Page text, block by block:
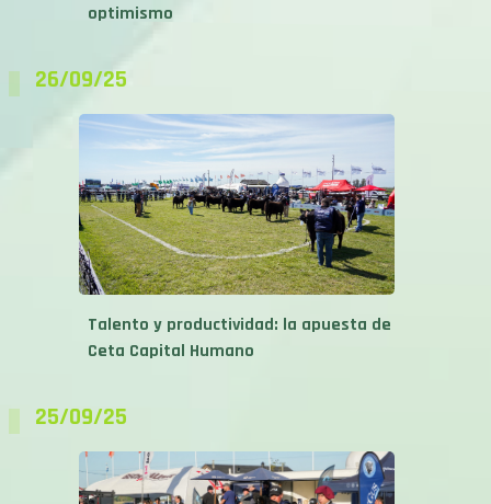
optimismo
26/09/25
Talento y productividad: la apuesta de
Ceta Capital Humano
25/09/25